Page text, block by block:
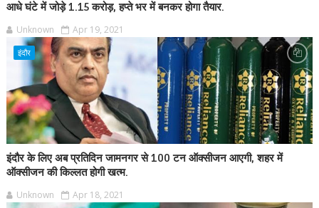
आधे घंटे में जोड़े 1.15 करोड़, हप्ते भर में बनकर होगा तैयार.
Unknown Apr 19, 2021
इंदौर
इंदौर के लिए अब प्रतिदिन जामनगर से 100 टन ऑक्सीजन आएगी, शहर में
ऑक्सीजन की किल्लत होगी खत्म.
Unknown Apr 18, 2021